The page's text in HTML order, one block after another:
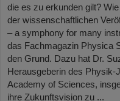
die es zu erkunden gilt?
der wissenschaftlichen
– a symphony for many
das Fachmagazin Physica
den Grund. Dazu hat Dr.
Herausgeberin des Physik-
Academy of Sciences,
ihre Zukunftsvision zu ...